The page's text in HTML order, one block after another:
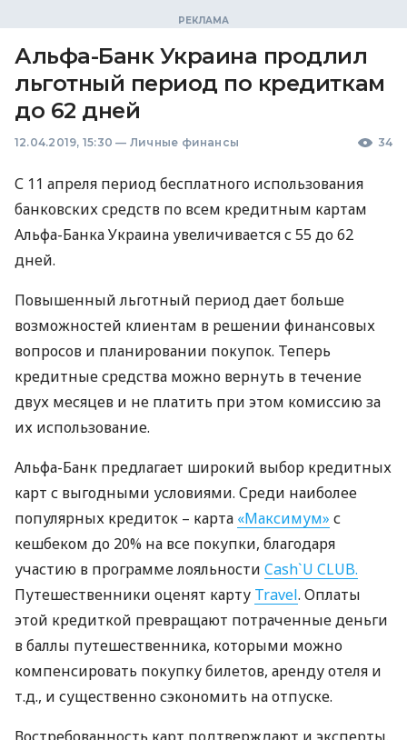
Альфа-Банк Украина продлил
льготный период по кредиткам
до 62 дней
12.04.2019, 15:30 — Личные финансы 34
С 11 апреля период бесплатного использования
банковских средств по всем кредитным картам
Альфа-Банка Украина увеличивается с 55 до 62
дней.
Повышенный льготный период дает больше
возможностей клиентам в решении финансовых
вопросов и планировании покупок. Теперь
кредитные средства можно вернуть в течение
двух месяцев и не платить при этом комиссию за
их использование.
Альфа-Банк предлагает широкий выбор кредитных
карт с выгодными условиями. Среди наиболее
популярных кредиток – карта «Максимум» с
кешбеком до 20% на все покупки, благодаря
участию в программе лояльности Cash`U CLUB.
Путешественники оценят карту Travel. Оплаты
этой кредиткой превращают потраченные деньги
в баллы путешественника, которыми можно
компенсировать покупку билетов, аренду отеля и
т.д., и существенно сэкономить на отпуске.